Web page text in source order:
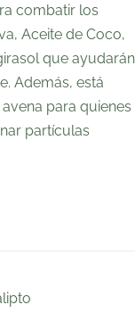
combatir los
Aceite de Coco,
que ayudarán
Además, está
para quienes
partículas